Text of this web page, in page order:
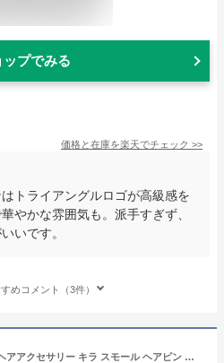
ップでみる
価格と在庫を楽天でチェック >>
トライアングルロゴが高級感を
やかな雰囲気も。派手すぎず、
いです。
めコメント（3件）
[トリーバーチ]バレッタ ヘアアクセサリー キラ スモール ヘアピン ベージュ レディース TORY BURCH 84975 709 [並行輸入品]